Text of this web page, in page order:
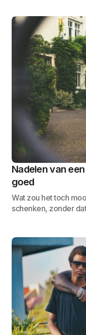
Nadelen van
goed
Wat zou het toch
schenken, zonder